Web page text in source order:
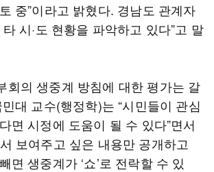
중”이라고 밝혔다. 경남도 관계자
시·도 현황을 파악하고 있다”고 말
회의 생중계 방침에 대한 평가는 갈
대 교수(행정학)는 “시민들이 관심
면 시정에 도움이 될 수 있다”면서
보여주고 싶은 내용만 공개하고
면 생중계가 ‘쇼’로 전락할 수 있